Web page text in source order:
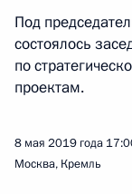
Под
состоялось
по
проектам.
8 мая 2019 года
Москва, Кремль